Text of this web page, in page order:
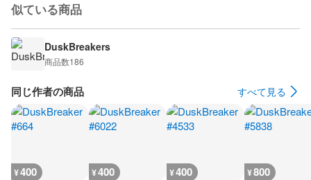
似ている商品
DuskBreakers
商品数186
同じ作者の商品 すべて見る
¥400 ¥400 ¥400 ¥800